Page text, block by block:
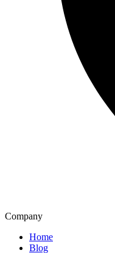
Company
Home
Blog